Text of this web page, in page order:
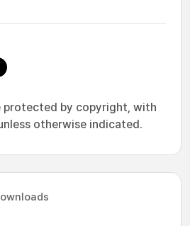
protected by copyright, with
otherwise indicated.